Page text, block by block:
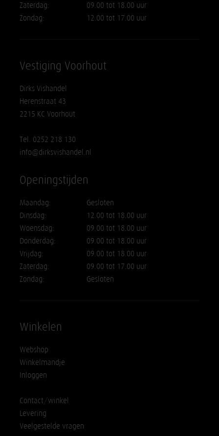
Zaterdag:
09.00 tot 18.00 uur
Zondag:
12.00 tot 17.00 uur
Vestiging Voorhout
Dirks Vishandel
Herenstraat 43
2215 KC Voorhout
Tel. 0252 218 130
info@dirksvishandel.nl
Openingstijden
Maandag:
Gesloten
Dinsdag:
12.00 tot 18.00 uur
Woensdag:
09.00 tot 18.00 uur
Donderdag:
09.00 tot 18.00 uur
Vrijdag:
09.00 tot 18.00 uur
Zaterdag:
09.00 tot 17.00 uur
Zondag:
Gesloten
Winkelen
Webshop
Winkelmandje
Inloggen
Contact/winkel
Levering
Veelgestelde vragen